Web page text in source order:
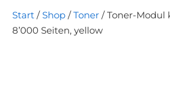
Start /Shop /Toner / Toner-Modul
8’000 Seiten, yellow